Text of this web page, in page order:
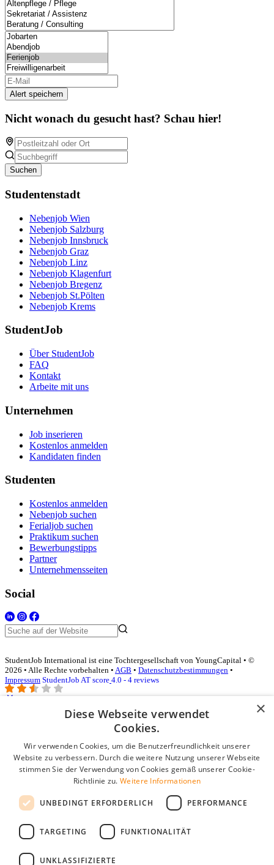
Alert speichern
Nicht wonach du gesucht hast? Schau hier!
Suchen
Studentenstadt
Nebenjob Wien
Nebenjob Salzburg
Nebenjob Innsbruck
Nebenjob Graz
Nebenjob Linz
Nebenjob Klagenfurt
Nebenjob Bregenz
Nebenjob St.Pölten
Nebenjob Krems
StudentJob
Über StudentJob
FAQ
Kontakt
Arbeite mit uns
Unternehmen
Job inserieren
Kostenlos anmelden
Kandidaten finden
Studenten
Kostenlos anmelden
Nebenjob suchen
Ferialjob suchen
Praktikum suchen
Bewerbungstipps
Partner
Unternehmensseiten
Social
StudentJob International ist eine Tochtergesellschaft von YoungCapital • ©
2026 • Alle Rechte vorbehalten • AGB • Datenschutzbestimmungen •
Impressum StudentJob AT score 4.0 - 4 reviews
Login für Unternehmen
E-Mail*
Passwort
Angemeldet bleiben
Passwort vergessen?
Kostenloses Unternehmensprofil
×
Diese Webseite verwendet
Cookies.
Wir verwenden Cookies, um die Benutzerfreundlichkeit unserer
Website zu verbessern. Durch die weitere Nutzung unserer Webseite
stimmen Sie der Verwendung von Cookies gemäß unserer Cookie-
Richtlinie zu. Weitere Informationen
UNBEDINGT ERFORDERLICH PERFORMANCE
TARGETING FUNKTIONALITÄT
UNKLASSIFIZIERTE